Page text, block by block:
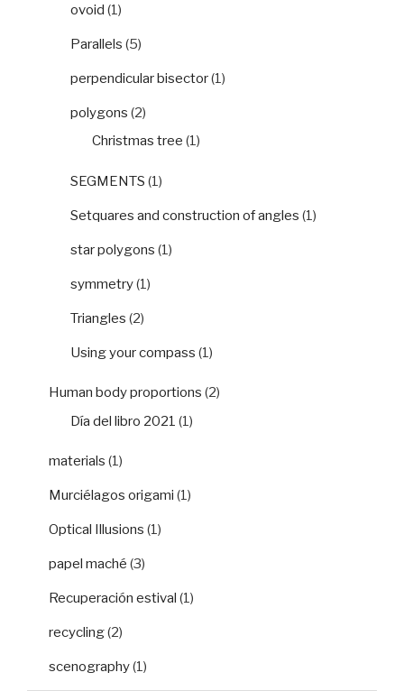
ovoid (1)
Parallels (5)
perpendicular bisector(1)
polygons (2)
Christmas tree (1)
SEGMENTS (1)
Setquares and construction of angles (1)
star polygons (1)
symmetry(1)
Triangles (2)
Using your compass (1)
Human body proportions (2)
Día del libro 2021 (1)
materials (1)
Murciélagos origami (1)
Optical Illusions (1)
papel maché (3)
Recuperación estival (1)
recycling(2)
scenography(1)